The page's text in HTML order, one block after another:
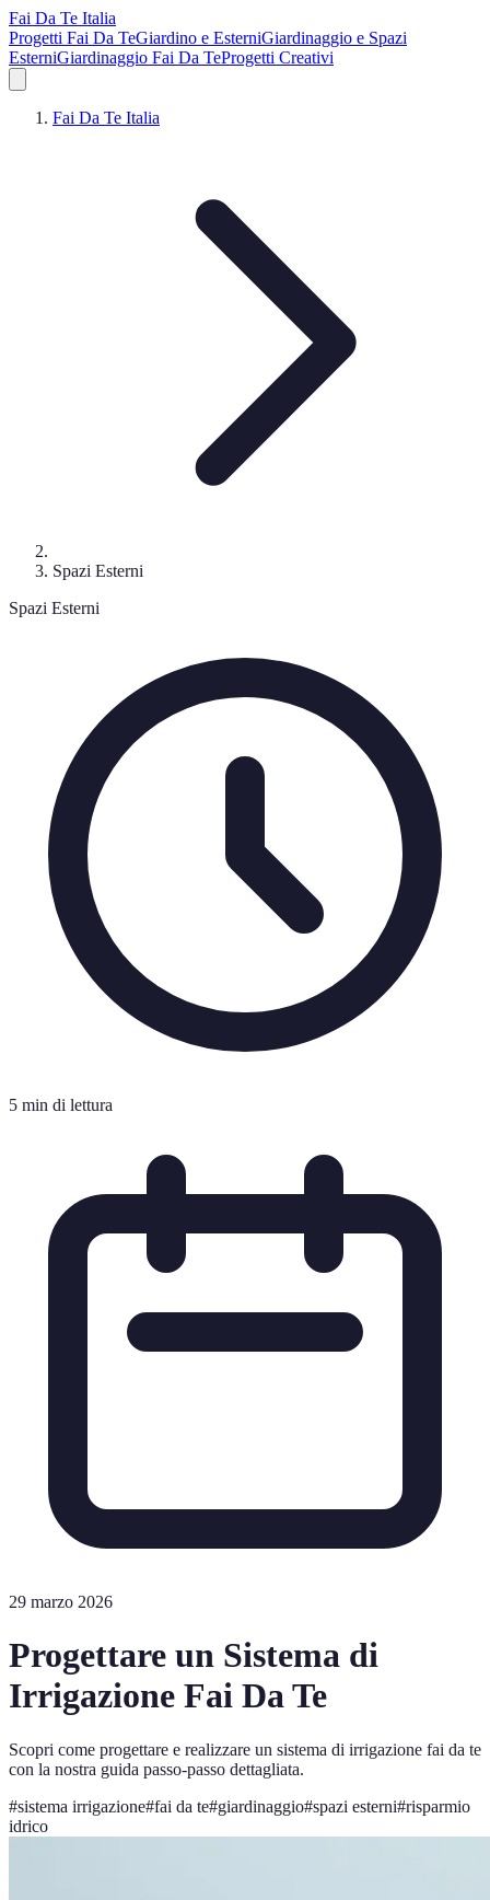
Fai Da Te Italia
Progetti Fai Da TeGiardino e EsterniGiardinaggio e Spazi
EsterniGiardinaggio Fai Da TeProgetti Creativi
Fai Da Te Italia
Spazi Esterni
Spazi Esterni
5 min di lettura
29 marzo 2026
Progettare un Sistema di
Irrigazione Fai Da Te
Scopri come progettare e realizzare un sistema di irrigazione fai da te
con la nostra guida passo-passo dettagliata.
#sistema irrigazione#fai da te#giardinaggio#spazi esterni#risparmio
idrico